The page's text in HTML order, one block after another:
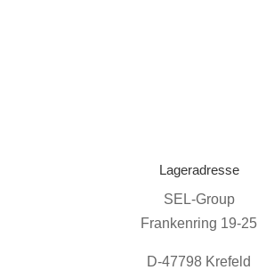
Lageradresse
SEL-Group
Frankenring 19-25
D-47798 Krefeld